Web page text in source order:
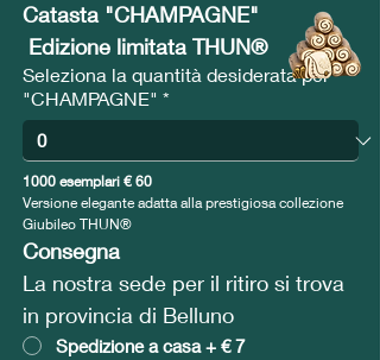
Catasta "CHAMPAGNE"
Edizione limitata THUN®
Seleziona la quantità desiderata per
"CHAMPAGNE" *
1000 esemplari € 60
Versione elegante adatta alla prestigiosa collezione
Giubileo THUN®
Consegna
La nostra sede per il ritiro si trova
in provincia di Belluno
Spedizione a casa + € 7